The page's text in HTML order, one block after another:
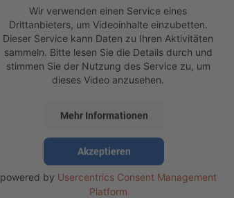
Wir verwenden einen Service eines
Drittanbieters, um Videoinhalte einzubetten.
Dieser Service kann Daten zu Ihren Aktivitäten
sammeln. Bitte lesen Sie die Details durch und
stimmen Sie der Nutzung des Service zu, um
dieses Video anzusehen.
Mehr Informationen
Akzeptieren
powered by Usercentrics Consent Management
Platform